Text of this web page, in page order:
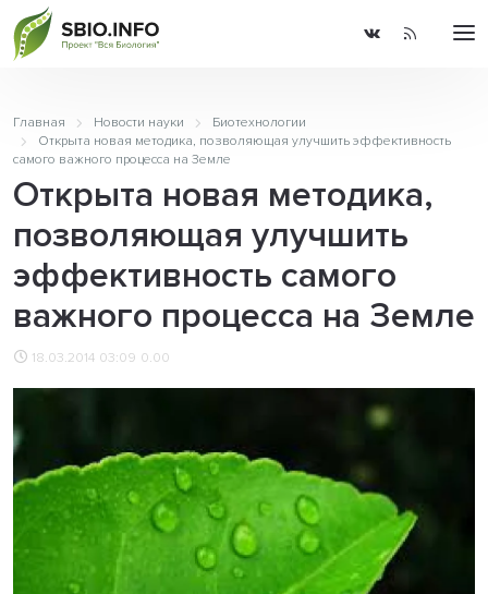
Главная Новости науки
Биотехнологии
Открыта новая методика, позволяющая улучшить эффективность
самого важного процесса на Земле
Открыта новая методика,
позволяющая улучшить
эффективность самого
важного процесса на Земле
18.03.2014 03:09 0.00